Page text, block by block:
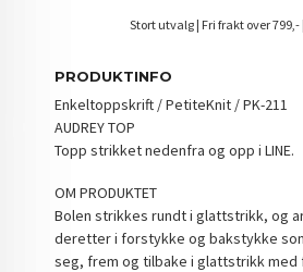
Stort utvalg | Fri frakt over 799,-
PRODUKTINFO
Enkeltoppskrift / PetiteKnit / PK-211
AUDREY TOP
Topp strikket nedenfra og opp i LINE.
OM PRODUKTET
Bolen strikkes rundt i glattstrikk, og
deretter i forstykke og bakstykke
seg, frem og tilbake i glattstrikk med